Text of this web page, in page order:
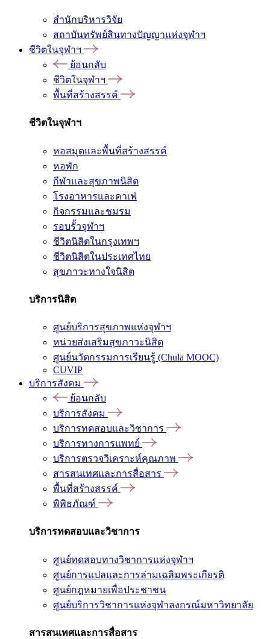
สำนักบริหารวิจัย
สถาบันทรัพย์สินทางปัญญาแห่งจุฬาฯ
ชีวิตในจุฬาฯ
ย้อนกลับ
ชีวิตในจุฬาฯ
พื้นที่สร้างสรรค์
ชีวิตในจุฬาฯ
หอสมุดและพื้นที่สร้างสรรค์
หอพัก
กีฬาและสุขภาพนิสิต
โรงอาหารและคาเฟ่
กิจกรรมและชมรม
รอบรั้วจุฬาฯ
ชีวิตนิสิตในกรุงเทพฯ
ชีวิตนิสิตในประเทศไทย
สุขภาวะทางใจนิสิต
บริการนิสิต
ศูนย์บริการสุขภาพแห่งจุฬาฯ
หน่วยส่งเสริมสุขภาวะนิสิต
ศูนย์นวัตกรรมการเรียนรู้ (Chula MOOC)
CUVIP
บริการสังคม
ย้อนกลับ
บริการสังคม
บริการทดสอบและวิชาการ
บริการทางการแพทย์
บริการตรวจวิเคราะห์คุณภาพ
สารสนเทศและการสื่อสาร
พื้นที่สร้างสรรค์
พิพิธภัณฑ์
บริการทดสอบและวิชาการ
ศูนย์ทดสอบทางวิชาการแห่งจุฬาฯ
ศูนย์การแปลและการล่ามเฉลิมพระเกียรติ
ศูนย์กฎหมายเพื่อประชาชน
ศูนย์บริการวิชาการแห่งจุฬาลงกรณ์มหาวิทยาลัย
สารสนเทศและการสื่อสาร